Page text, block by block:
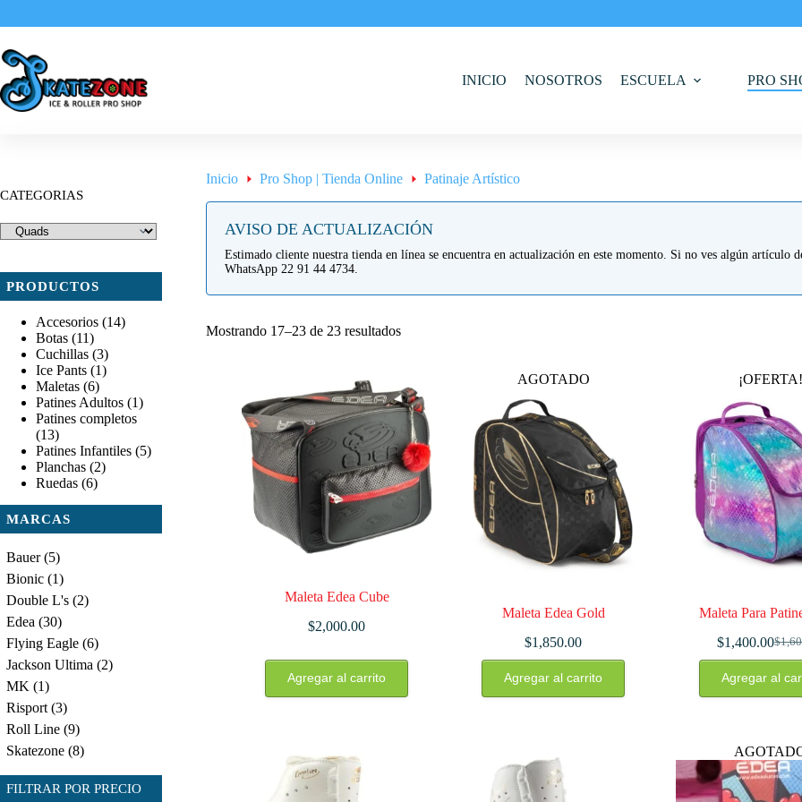
INICIO NOSOTROS ESCUELA PRO
Inicio Pro Shop | Tienda Online Patinaje Artístico
AVISO DE ACTUALIZACIÓN
Estimado cliente nuestra tienda en línea se encuentra en actualización en este momento. Si no ves algún artículo
WhatsApp 22 91 44 4734.
Mostrando 17–23 de 23 resultados
Maleta Edea Cube
$2,000.00
Agregar al carrito
Este
producto
tiene
opciones
se
pueden
AGOTADO
Maleta Edea Gold
$1,850.00
Agregar al carrito
¡OFERTA!
Maleta Para
$
El
era:
$1,400.00El
actual
es:
Agregar al
CATEGORIAS
PRODUCTOS
Accesorios (14)
Botas (11)
Cuchillas (3)
Ice Pants (1)
Maletas (6)
Patines Adultos (1)
Patines completos
(13)
Patines Infantiles (5)
Planchas (2)
Ruedas (6)
MARCAS
Bauer(5)
Bionic (1)
Double L's (2)
Edea (30)
Flying Eagle (6)
Jackson Ultima (2)
MK (1)
Risport (3)
Roll Line (9)
Skatezone (8)
FILTRAR POR PRECIO